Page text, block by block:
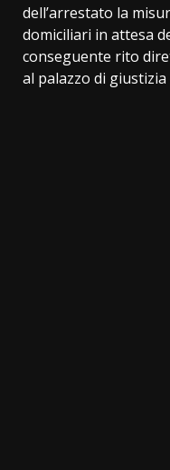
dell’arrestato la
domiciliari in attesa
conseguente rito
al palazzo di giustizia